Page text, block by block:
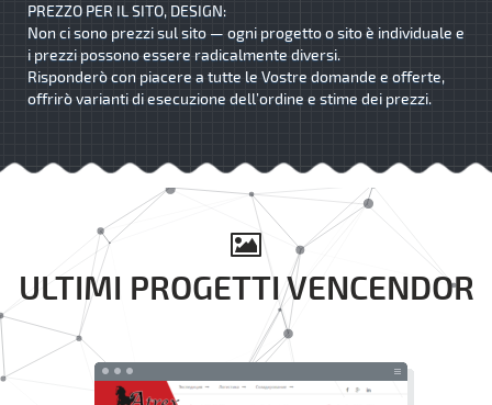
PREZZO PER IL SITO, DESIGN:
Non ci sono prezzi sul sito — ogni progetto o sito è individuale e
i prezzi possono essere radicalmente diversi.
Risponderò con piacere a tutte le Vostre domande e offerte,
offrirò varianti di esecuzione dell’ordine e stime dei prezzi.
ULTIMI PROGETTI VENCENDOR